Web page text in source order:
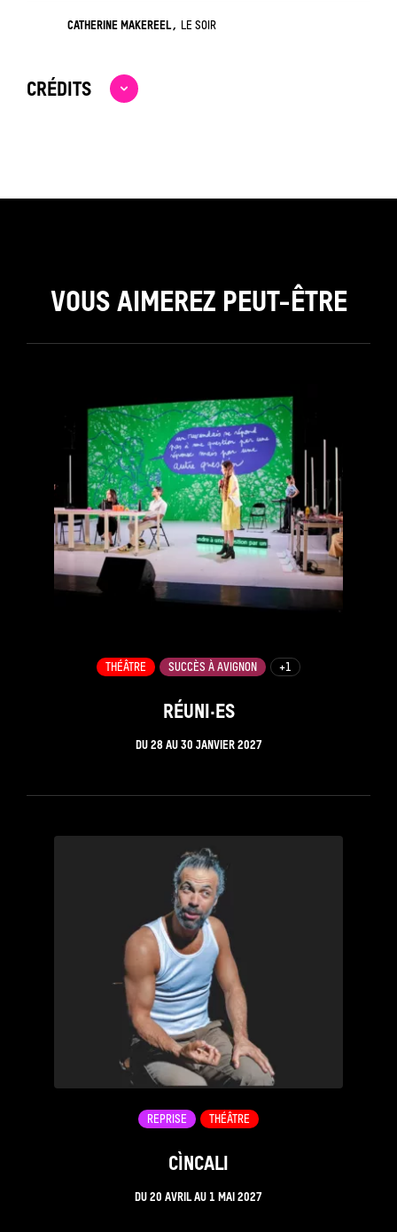
CATHERINE MAKEREEL LE SOIR
CRÉDITS
VOUS AIMEREZ PEUT-ÊTRE
RÉUNI·ES
DU 28AU 30 JANVIER 2027
THÉÂTRE SUCCÈS À AVIGNON +1
CÌNCALI
DU 20 AVRILAU 1 MAI 2027
REPRISE THÉÂTRE